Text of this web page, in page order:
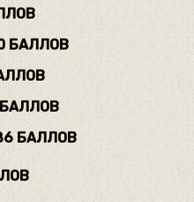
БАЛЛОВ
БАЛЛОВ